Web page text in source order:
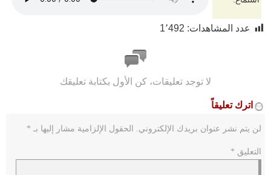
عدد المشاهدات: 1٬492
لا توجد تعليقات، كن الأول بكتابة تعليقك
اترك تعليقاً
لن يتم نشر عنوان بريدك الإلكتروني. الحقول الإلزامية مشار إليها بـ *
التعليق *